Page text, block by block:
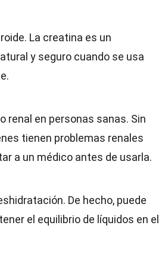
La creatina es un
y seguro cuando se usa
renal en personas sanas. Sin
tienen problemas renales
a un médico antes de usarla.
De hecho, puede
el equilibrio de líquidos en el